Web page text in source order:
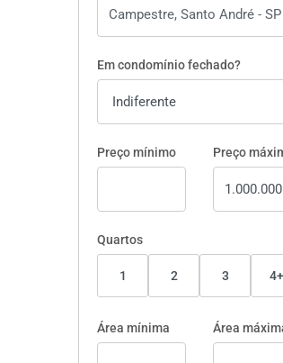
Em condomínio fechado?
Preço mínimo Preço
Quartos
1 2 3 4+
Área mínima Área